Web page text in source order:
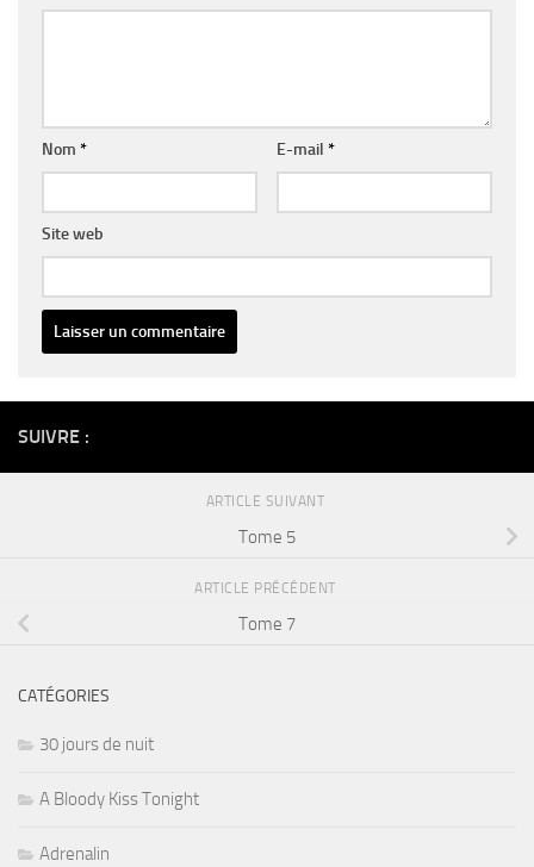
Nom * E-mail *
Site web
SUIVRE :
ARTICLE SUIVANT
Tome 5
ARTICLE PRÉCÉDENT
Tome 7
CATÉGORIES
30 jours de nuit
A Bloody Kiss Tonight
Adrenalin